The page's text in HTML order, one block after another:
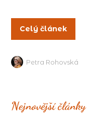
Celý článek
Petra Rohovská
Nejnovější články